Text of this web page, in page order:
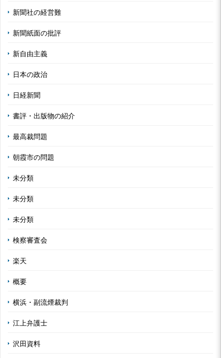
新聞社の経営難
新聞紙面の批評
新自由主義
日本の政治
日経新聞
書評・出版物の紹介
最高裁問題
朝霞市の問題
未分類
未分類
未分類
検察審査会
楽天
概要
横浜・副流煙裁判
江上弁護士
沢田資料